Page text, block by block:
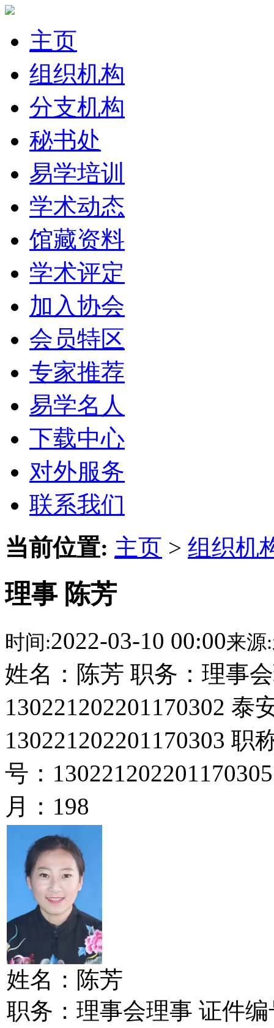
主页
组织机构
分支机构
秘书处
易学培训
学术动态
馆藏资料
学术评定
加入协会
会员特区
专家推荐
易学名人
下载中心
对外服务
联系我们
当前位置: 主页 > 组织机
理事 陈芳
时间:2022-03-10 00:00来源:
姓名：陈芳 职务：理事
130221202201170302
130221202201170303
号：
月：198
姓名：陈芳
职务：理事会理事 证件编